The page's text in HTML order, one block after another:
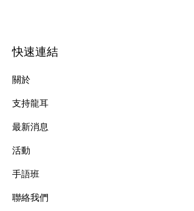
快速連結
關於
支持龍耳
最新消息
​活動
手語班
​聯絡我們